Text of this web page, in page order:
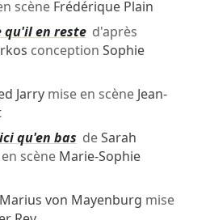
scène Frédérique Plain
qu'il en rested'après
conception Sophie
Jarrymise en scène Jean-
qu'en bas deSarah
scène Marie-Sophie
Marius von Mayenburg mise